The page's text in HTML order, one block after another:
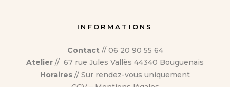
INFORMATIONS
Contact// 06 20 90 55 64
Atelier // 67 rue Jules Vallès 44340 Bouguenais
Horaires // Sur rendez-vous uniquement